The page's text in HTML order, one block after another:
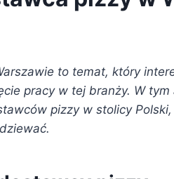
to temat, który
pracy w tej branży. W
pizzy w stolicy